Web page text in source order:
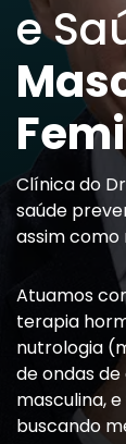
e
Clínica do
saúde
assim como
Atuamos
terapia
nutrologia
de ondas
masculina,
buscando